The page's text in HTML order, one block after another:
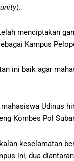
).
menciptakan
Kampus
ini baik agar
Udinus
Kombes Pol
keselamatan
ini, dua